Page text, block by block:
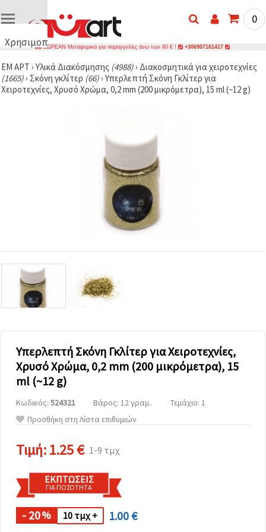
Χρησιμοποιούμε
🍪
Χρησιμοποιούμε
cookies και
αναλύουμε
επισκεψιμότητα
και να
προβάλλουμε
πιο σχετικό
περιεχόμενο
άλλων με
τη βοήθεια
των
συνεργατών
μας για
Μπορείτε
συμφωνήσετε
cookies
κάνοντας
ιστότοπο!
0
ΔΩΡΕΑΝ Μεταφορικά για παραγγελίες άνω των 80 € ! +306907161417
ΕΜ ΑΡΤ › Υλικά Διακόσμησης (4988)› Διακοσμητικά για χειροτεχνίες
(1665)› Σκόνη γκλίτερ (66)› Υπερλεπτή Σκόνη Γκλίτερ για
Χειροτεχνίες, Χρυσό Χρώμα, 0,2 mm (200 μικρόμετρα), 15 ml (~12 g)
Υπερλεπτή Σκόνη Γκλίτερ για Χειροτεχνίες,
Χρυσό Χρώμα, 0,2 mm (200 μικρόμετρα), 15
ml (~12 g)
Κωδικός: 524321 Βάρος: 12 γραμ..
Τεμάχιο: 1
Προσθήκη στη Λίστα επιθυμιών
Τιμή:1.25 € 1-9 τμχ
ΕΚΠΤΏΣΕΙΣ
ΓΙΑ ΠΟΣΌΤΗΤΑ
- 20% 10 τμχ + 1.00 €